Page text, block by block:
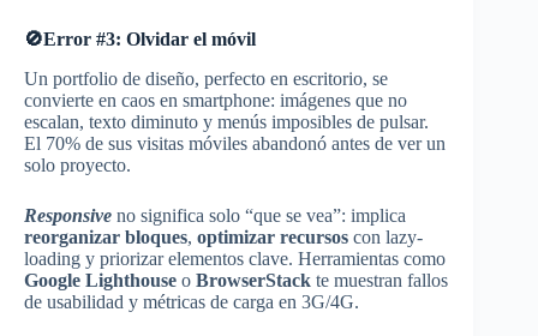
🚫Error #3: Olvidar el móvil
Un portfolio de diseño, perfecto en escritorio, se
convierte en caos en smartphone: imágenes que no
escalan, texto diminuto y menús imposibles de pulsar.
El 70% de sus visitas móviles abandonó antes de ver un
solo proyecto.
Responsive no significa solo “que se vea”: implica
reorganizar bloques, optimizar recursos con lazy-
loading y priorizar elementos clave. Herramientas como
Google Lighthouse o BrowserStack te muestran fallos
de usabilidad y métricas de carga en 3G/4G.